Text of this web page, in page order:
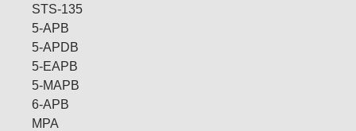
STS-135
5-APB
5-APDB
5-EAPB
5-MAPB
6-APB
MPA